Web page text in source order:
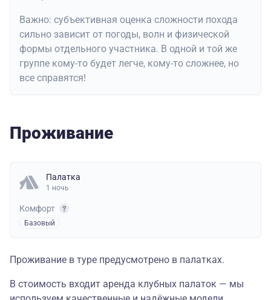
Важно: субъективная оценка сложности похода
сильно зависит от погоды, волн и физической
формы отдельного участника. В одной и той же
группе кому-то будет легче, кому-то сложнее, но
все справятся!
Проживание
Палатка
1 ночь
Комфорт
Базовый
Проживание в туре предусмотрено в палатках.
В стоимость входит аренда клубных палаток — мы